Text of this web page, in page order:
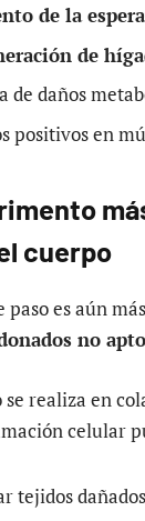
de la
de
de daños
positivos en
cuerpo
paso es aún
no
realiza en
celular
tejidos